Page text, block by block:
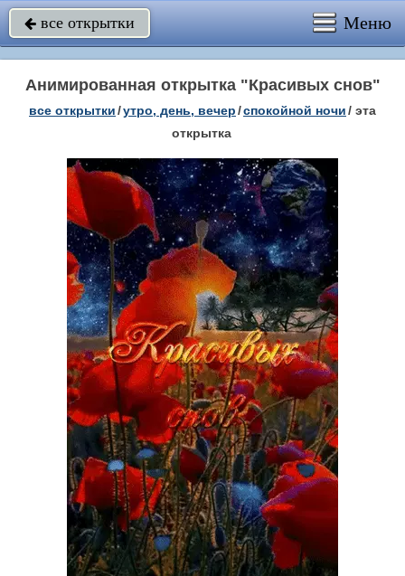
 все открытки Меню
Анимированная открытка "Красивых снов"
все открытки/утро, день, вечер/спокойной ночи/ эта
открытка